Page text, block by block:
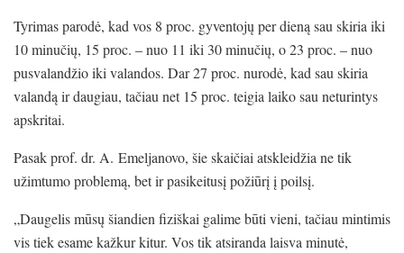
Tyrimas parodė, kad vos 8 proc. gyventojų per dieną sau skiria iki
10 minučių, 15 proc. – nuo 11 iki 30 minučių, o 23 proc. – nuo
pusvalandžio iki valandos. Dar 27 proc. nurodė, kad sau skiria
valandą ir daugiau, tačiau net 15 proc. teigia laiko sau neturintys
apskritai.
Pasak prof. dr. A. Emeljanovo, šie skaičiai atskleidžia ne tik
užimtumo problemą, bet ir pasikeitusį požiūrį į poilsį.
„Daugelis mūsų šiandien fiziškai galime būti vieni, tačiau mintimis
vis tiek esame kažkur kitur. Vos tik atsiranda laisva minutė,